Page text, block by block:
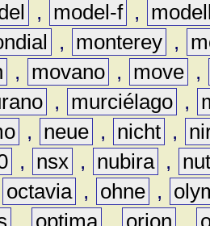
, model-f ,
, monterey ,
, movano , move ,
, murciélago ,
, neue , nicht ,
, nsx , nubira ,
octavia , ohne ,
, optima , orion ,